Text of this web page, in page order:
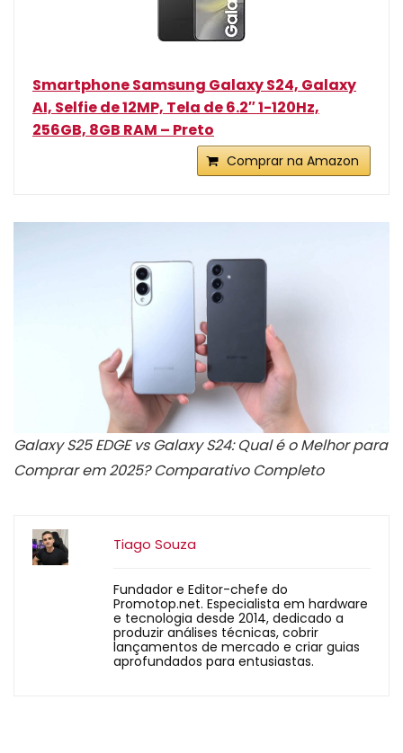
Smartphone Samsung Galaxy S24, Galaxy
AI, Selfie de 12MP, Tela de 6.2″ 1-120Hz,
256GB, 8GB RAM – Preto
Comprar na Amazon
Galaxy S25 EDGE vs Galaxy S24: Qual é o Melhor para
Comprar em 2025? Comparativo Completo
Tiago Souza
Fundador e Editor-chefe do
Promotop.net. Especialista em hardware
e tecnologia desde 2014, dedicado a
produzir análises técnicas, cobrir
lançamentos de mercado e criar guias
aprofundados para entusiastas.